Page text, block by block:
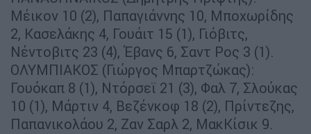
Μέικον 10 (2), Παπαγιάννης 10, Μποχωρίδης
2, Κασελάκης 4, Γουάιτ 15 (1), Γιόβιτς,
Νέντοβιτς 23 (4), Έβανς 6, Σαντ Ρος 3 (1).
ΟΛΥΜΠΙΑΚΟΣ (Γιώργος Μπαρτζώκας):
Γουόκαπ 8 (1), Ντόρσεϊ 21 (3), Φαλ 7, Σλούκας
10 (1), Μάρτιν 4, Βεζένκοφ 18 (2), Πρίντεζης,
Παπανικολάου 2, Ζαν Σαρλ 2, ΜακΚίσικ 9.